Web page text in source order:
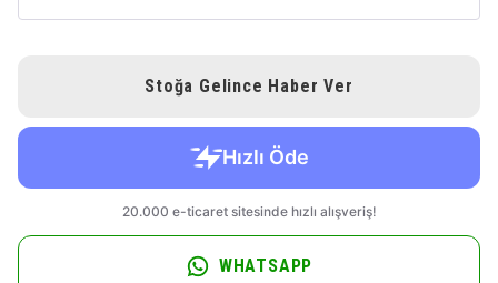
Stoğa Gelince Haber Ver
WHATSAPP